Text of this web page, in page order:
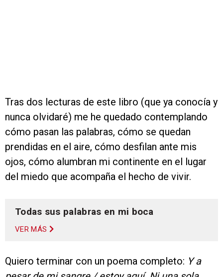
Tras dos lecturas de este libro (que ya conocía y
nunca olvidaré) me he quedado contemplando
cómo pasan las palabras, cómo se quedan
prendidas en el aire, cómo desfilan ante mis
ojos, cómo alumbran mi continente en el lugar
del miedo que acompaña el hecho de vivir.
Todas sus palabras en mi boca
VER MÁS
Quiero terminar con un poema completo: Y a